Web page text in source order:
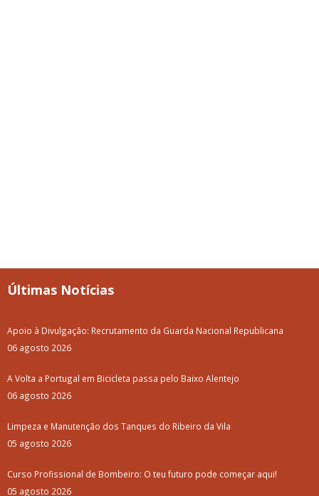
Últimas Notícias
Apoio à Divulgação: Recrutamento da Guarda Nacional Republicana
06 agosto 2026
A Volta a Portugal em Bicicleta passa pelo Baixo Alentejo
06 agosto 2026
Limpeza e Manutenção dos Tanques do Ribeiro da Vila
05 agosto 2026
Curso Profissional de Bombeiro: O teu futuro pode começar aqui!
05 agosto 2026